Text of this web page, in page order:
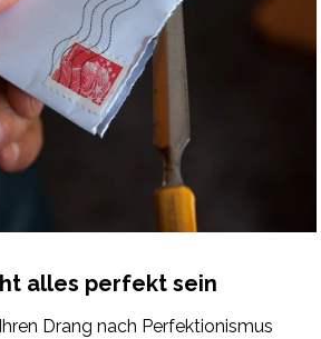
alles perfekt sein
Drang nach Perfektionismus